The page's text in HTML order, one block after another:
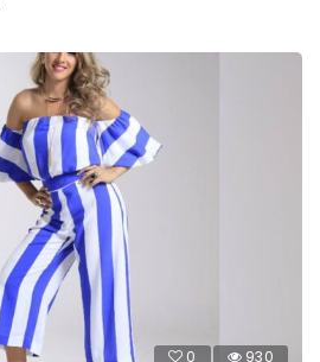
0 930